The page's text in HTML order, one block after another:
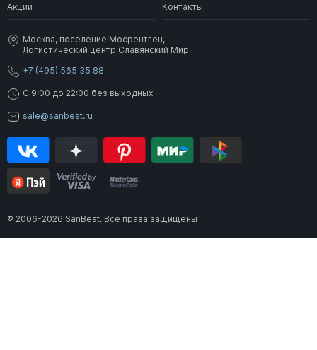
Акции Контакты
Москва, поселение Мосрентген,
Логистический центр Славянский Мир
+7 (495) 565 35 88
C 9:00 до 22:00 без выходных
sale@sanbest.ru
® 2006-2026 SanBest. Все права защищены